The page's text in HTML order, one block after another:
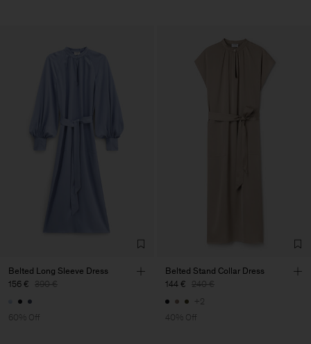
Belted Long Sleeve Dress
156 € 390 €
60% Off
Belted Stand Collar Dress
144 € 240 €
+2
40% Off